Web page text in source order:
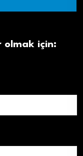
olmak için: